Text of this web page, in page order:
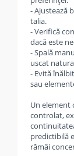
- Ajustează
talia.
- Verifică
dacă este
- Spală
uscat
- Evită
sau
Un element
controlat,
predictibilă
rămâi